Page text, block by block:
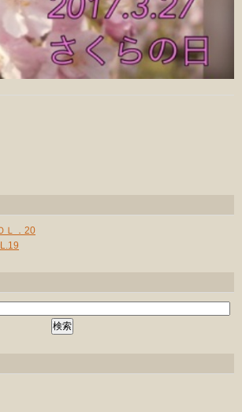
Ｌ．20